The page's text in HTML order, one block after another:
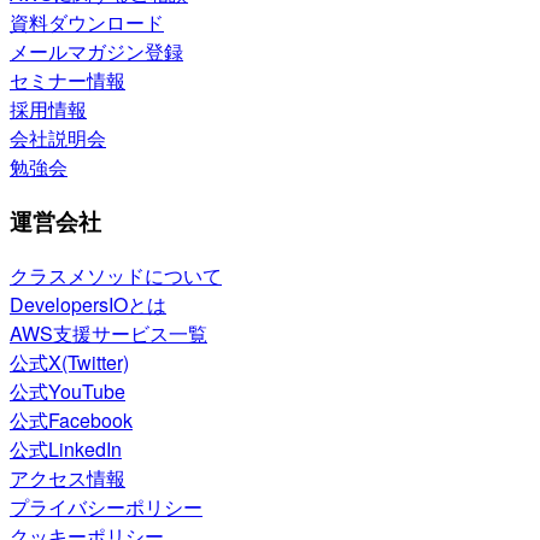
資料ダウンロード
メールマガジン登録
セミナー情報
採用情報
会社説明会
勉強会
運営会社
クラスメソッドについて
DevelopersIOとは
AWS支援サービス一覧
公式X(Twitter)
公式YouTube
公式Facebook
公式LinkedIn
アクセス情報
プライバシーポリシー